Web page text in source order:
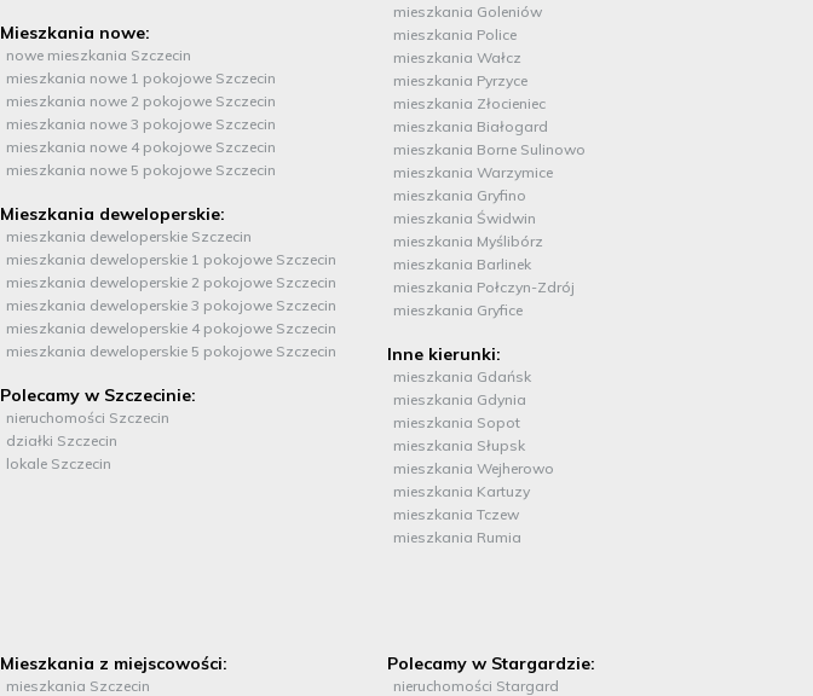
Mieszkania nowe:
nowe mieszkania Szczecin
mieszkania nowe 1 pokojowe Szczecin
mieszkania nowe 2 pokojowe Szczecin
mieszkania nowe 3 pokojowe Szczecin
mieszkania nowe 4 pokojowe Szczecin
mieszkania nowe 5 pokojowe Szczecin
Mieszkania deweloperskie:
mieszkania deweloperskie Szczecin
mieszkania deweloperskie 1 pokojowe Szczecin
mieszkania deweloperskie 2 pokojowe Szczecin
mieszkania deweloperskie 3 pokojowe Szczecin
mieszkania deweloperskie 4 pokojowe Szczecin
mieszkania deweloperskie 5 pokojowe Szczecin
Polecamy w Szczecinie:
nieruchomości Szczecin
działki Szczecin
lokale Szczecin
mieszkania Goleniów
mieszkania Police
mieszkania Wałcz
mieszkania Pyrzyce
mieszkania Złocieniec
mieszkania Białogard
mieszkania Borne Sulinowo
mieszkania Warzymice
mieszkania Gryfino
mieszkania Świdwin
mieszkania Myślibórz
mieszkania Barlinek
mieszkania Połczyn-Zdrój
mieszkania Gryfice
Inne kierunki:
mieszkania Gdańsk
mieszkania Gdynia
mieszkania Sopot
mieszkania Słupsk
mieszkania Wejherowo
mieszkania Kartuzy
mieszkania Tczew
mieszkania Rumia
Mieszkania z miejscowości:
mieszkania Szczecin
Polecamy w Stargardzie:
nieruchomości Stargard